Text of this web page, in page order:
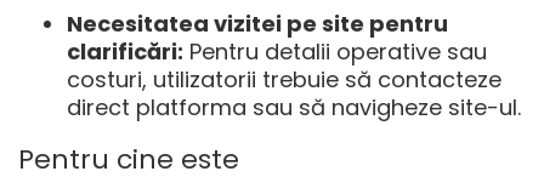
Necesitatea vizitei pe site pentru
clarificări: Pentru detalii operative sau
costuri, utilizatorii trebuie să contacteze
direct platforma sau să navigheze site-ul.
Pentru cine este